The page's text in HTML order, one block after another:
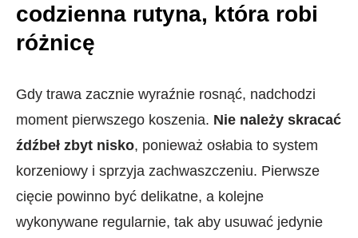
codzienna rutyna, która robi
różnicę
Gdy trawa zacznie wyraźnie rosnąć, nadchodzi
moment pierwszego koszenia. Nie należy skracać
źdźbeł zbyt nisko, ponieważ osłabia to system
korzeniowy i sprzyja zachwaszczeniu. Pierwsze
cięcie powinno być delikatne, a kolejne
wykonywane regularnie, tak aby usuwać jedynie